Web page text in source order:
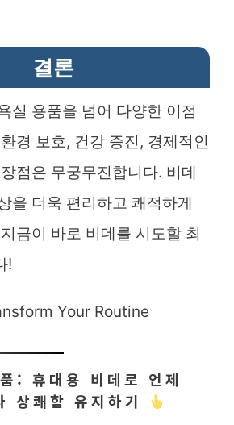
결론
실 용품을 넘어 다양한 이점
경 보호, 건강 증진, 경제적인
점은 무궁무진합니다. 비데
을 더욱 편리하고 쾌적하게
금이 바로 비데를 시도할 최
!
Your Routine
: 휴대용 비데로 언제
상쾌함 유지하기